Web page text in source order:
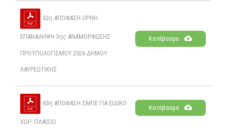
62η ΑΠΟΦΑΣΗ ΟΡΘΗ
ΕΠΑΝΑΛΗΨΗ 3ης ΑΝΑΜΟΡΦΩΣΗΣ
ΠΡΟΫΠΟΛΟΓΙΣΜΟΥ 2026 ΔΗΜΟΥ
ΛΑΥΡΕΩΤΙΚΗΣ
Κατέβασμα
63η ΑΠΟΦΑΣΗ ΣΜΠΕ ΓΙΑ ΕΙΔΙΚΟ
ΧΩΡ. ΠΛΑΙΣΙΟ
Κατέβασμα